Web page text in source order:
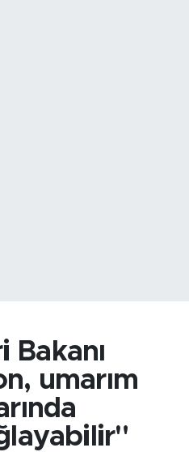
Bakanı
umarım